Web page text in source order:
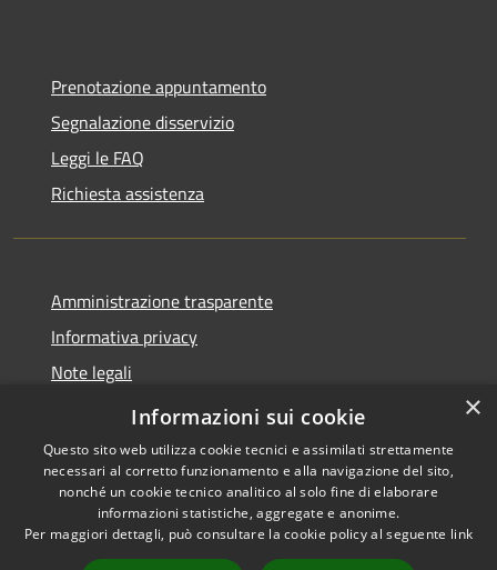
Prenotazione appuntamento
Segnalazione disservizio
Leggi le FAQ
Richiesta assistenza
Amministrazione trasparente
Informativa privacy
Note legali
Dichiarazione di accessibilità
Accessibilità
Copyright © 2026 • Città di
Noto • Powered by
×
Informazioni sui cookie
Questo sito web utilizza cookie tecnici e assimilati strettamente
necessari al corretto funzionamento e alla navigazione del sito,
nonché un cookie tecnico analitico al solo fine di elaborare
informazioni statistiche, aggregate e anonime.
Per maggiori dettagli, può consultare la cookie policy al seguente link